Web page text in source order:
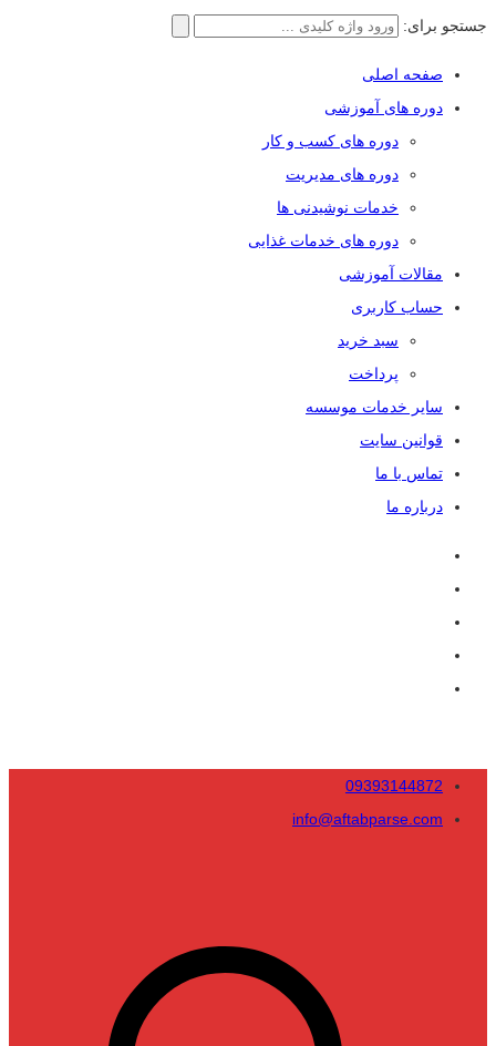
جستجو برای:
صفحه اصلی
دوره های آموزشی
دوره های کسب و کار
دوره های مدیریت
خدمات نوشیدنی ها
دوره های خدمات غذایی
مقالات آموزشی
حساب کاربری
سبد خرید
پرداخت
سایر خدمات موسسه
قوانین سایت
تماس با ما
درباره ما
09393144872
info@aftabparse.com